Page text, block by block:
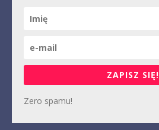
ZAPISZ SIĘ!
Zero spamu!